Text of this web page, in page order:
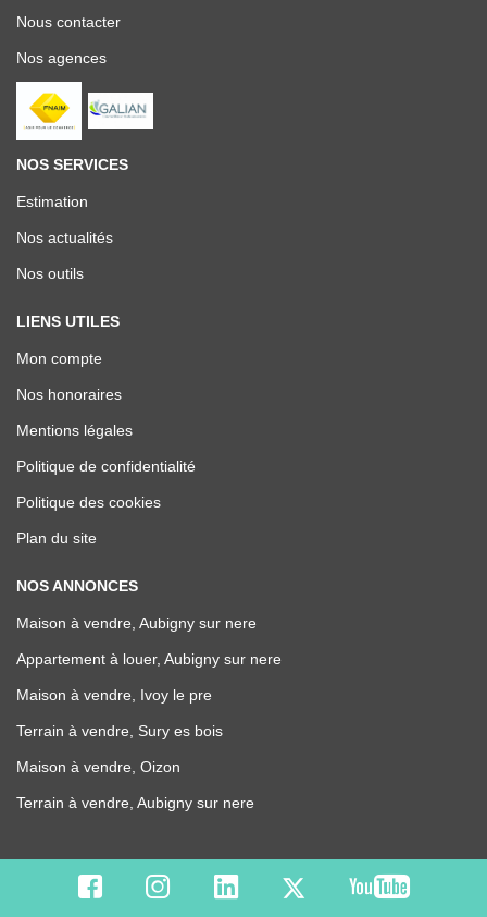
Nous contacter
Nos agences
NOS SERVICES
Estimation
Nos actualités
Nos outils
LIENS UTILES
Mon compte
Nos honoraires
Mentions légales
Politique de confidentialité
Politique des cookies
Plan du site
NOS ANNONCES
Maison à vendre, Aubigny sur nere
Appartement à louer, Aubigny sur nere
Maison à vendre, Ivoy le pre
Terrain à vendre, Sury es bois
Maison à vendre, Oizon
Terrain à vendre, Aubigny sur nere